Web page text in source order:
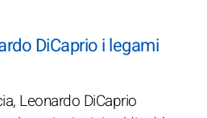
DiCaprio i legami
Leonardo DiCaprio